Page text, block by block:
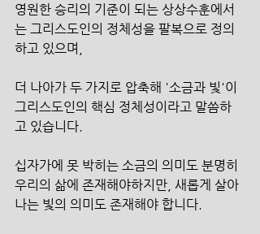
영원한 승리의 기준이 되는 상상수훈에서
는 그리스도인의 정체성을 팔복으로 정의
하고 있으며,
더 나아가 두 가지로 압축해 '소금과 빛'이
그리스도인의 핵심 정체성이라고 말씀하
고 있습니다.
십자가에 못 박히는 소금의 의미도 분명히
우리의 삶에 존재해야하지만, 새롭게 살아
나는 빛의 의미도 존재해야 합니다.